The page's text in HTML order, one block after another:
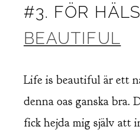
#3. FÖR
BEAUTIFUL
Life is beautiful är ett
denna oas ganska bra.
fick hejda mig själv att